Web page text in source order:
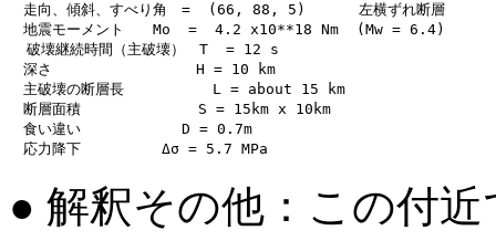
走向、傾斜、すべり角　=  (66, 88, 5)      左横ずれ断層
地震モーメント　　Mo  =  4.2 x10**18 Nm  (Mw = 6.4)
  破壊継続時間（主破壊）　T  = 12 s
深さ　　　　　　　　　　H = 10 km
主破壊の断層長          L = about 15 km
断層面積          　　S = 15km x 10km
食い違い　　　　　　　D = 0.7m
● 解釈その他：この付